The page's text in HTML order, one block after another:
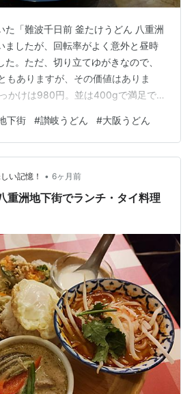
た「難波千日前 釜たけうどん 八重洲
ましたが、回転率がよく意外と昼時
た。ただ、切り立てゆがきなので、
もありますが、その価値はありま
かけは980円。並は400gで満足でき
シが特徴的で、端が進みます。 ふに
がある麺。酸味の強いダシと合いま
ク。ちく天は大きく、半熟卵の天ぷ
モンも名脇役。 大阪と讃岐ハイブ
駅周辺で食べられるファストフード
と思います。東…
下街 #讃岐うどん #大阪うどん
い記憶！ • 6ヶ月前
重洲地下街でランチ・タイ料理